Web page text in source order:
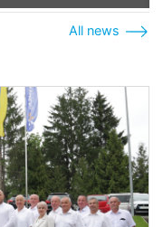
All news